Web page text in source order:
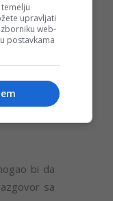
su
i
bi da
sa
upravljati
web-
postavkama